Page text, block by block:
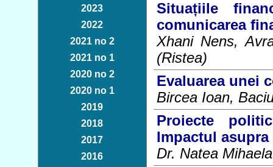
2023
2022
2021 no 2
2021 no 1
2020 no 2
2020 no 1
2019
2018
2017
2016
Situațiile
comunicarea
Xhani Nens,
(Ristea)
Evaluarea unei
Bircea Ioan,
Proiecte
Impactul
Dr. Natea